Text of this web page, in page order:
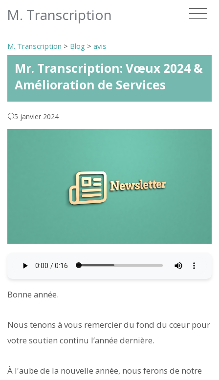
M. Transcription
M. Transcription > Blog > avis
Mr. Transcription: Vœux 2024 &
Amélioration de Services
5 janvier 2024
Bonne année.
Nous tenons à vous remercier du fond du cœur pour
votre soutien continu l’année dernière.
À l'aube de la nouvelle année, nous ferons de notre